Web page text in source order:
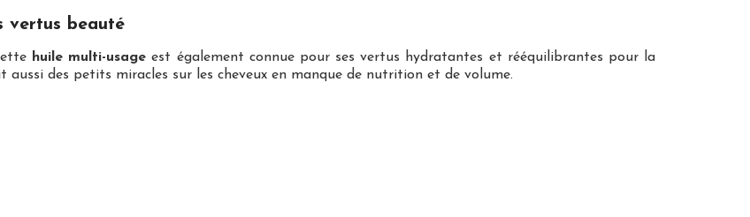
vertus beauté
huile multi-usage est également connue pour ses vertus hydratantes et rééquilibrantes pour la
des petits miracles sur les cheveux en manque de nutrition et de volume.